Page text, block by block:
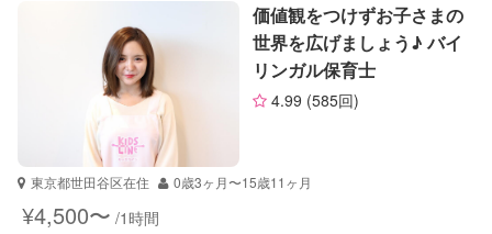
TOEFL
英検
レビュー
サポートの特徴
看護師
助産師
価値観をつけずお子さまの
世界を広げましょう♪ バイ
リンガル保育士
4.99 (585回)
東京都世田谷区在住 0歳3ヶ月〜15歳11ヶ月
¥4,500〜 /1時間